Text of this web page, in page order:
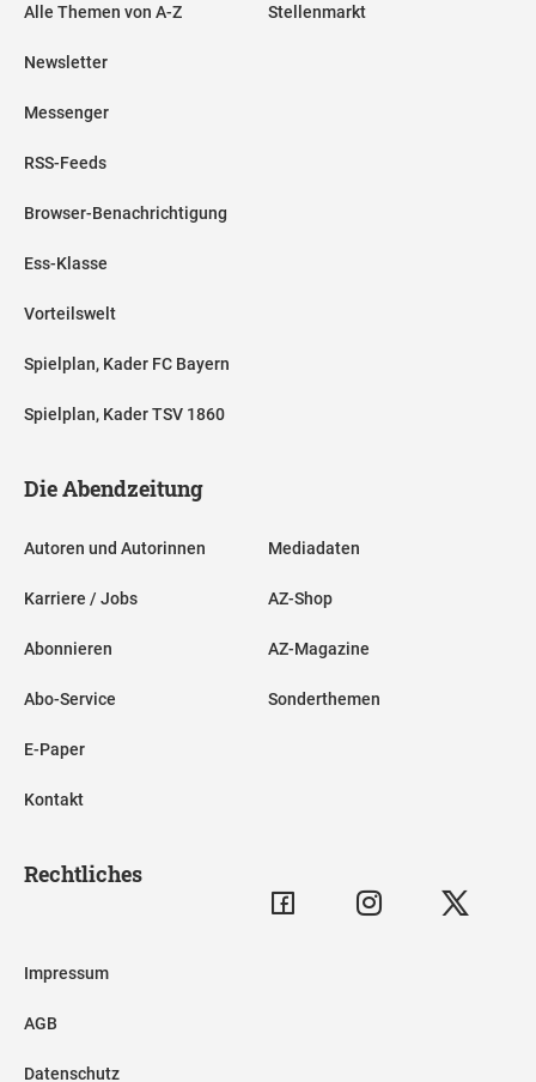
Alle Themen von A-Z
Newsletter
Messenger
RSS-Feeds
Browser-Benachrichtigung
Ess-Klasse
Vorteilswelt
Spielplan, Kader FC Bayern
Spielplan, Kader TSV 1860
Stellenmarkt
Die Abendzeitung
Autoren und Autorinnen
Karriere / Jobs
Abonnieren
Abo-Service
E-Paper
Kontakt
Mediadaten
AZ-Shop
AZ-Magazine
Sonderthemen
Rechtliches
Impressum
AGB
Datenschutz